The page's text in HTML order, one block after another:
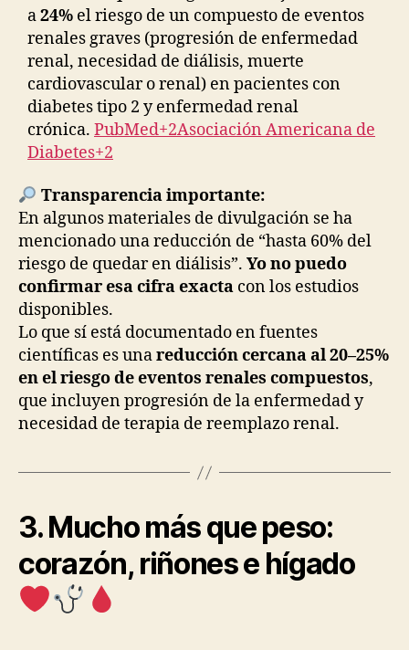
a24% el riesgo de un compuesto de eventos
renales graves (progresión de enfermedad
renal, necesidad de diálisis, muerte
cardiovascular o renal) en pacientes con
diabetes tipo 2 y enfermedad renal
crónica. PubMed+2Asociación Americana de
Diabetes+2
Transparencia importante:
En algunos materiales de divulgación se ha
mencionado una reducción de “hasta 60% del
riesgo de quedar en diálisis”. Yo no puedo
confirmar esa cifra exacta con los estudios
disponibles.
Lo que sí está documentado en fuentes
científicas es unareducción cercana al 20–25%
en el riesgo de eventos renales compuestos,
que incluyen progresión de la enfermedad y
necesidad de terapia de reemplazo renal.
3. Mucho más que peso:
corazón, riñones e hígado